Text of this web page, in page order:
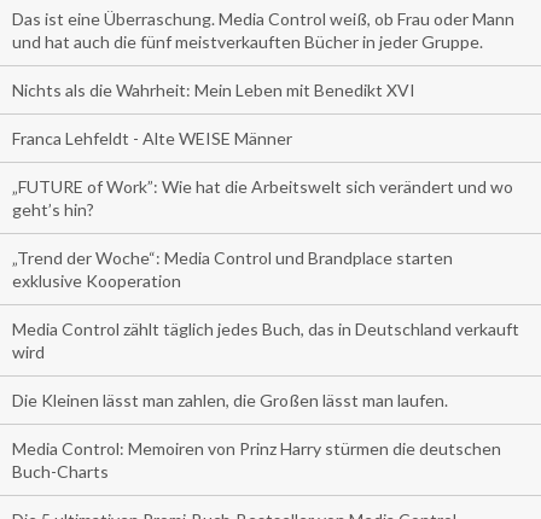
Das ist eine Überraschung. Media Control weiß, ob Frau oder Mann
und hat auch die fünf meistverkauften Bücher in jeder Gruppe.
Nichts als die Wahrheit: Mein Leben mit Benedikt XVI
Franca Lehfeldt - Alte WEISE Männer
„FUTURE of Work”: Wie hat die Arbeitswelt sich verändert und wo
geht’s hin?
„Trend der Woche“: Media Control und Brandplace starten
exklusive Kooperation
Media Control zählt täglich jedes Buch, das in Deutschland verkauft
wird
Die Kleinen lässt man zahlen, die Großen lässt man laufen.
Media Control: Memoiren von Prinz Harry stürmen die deutschen
Buch-Charts